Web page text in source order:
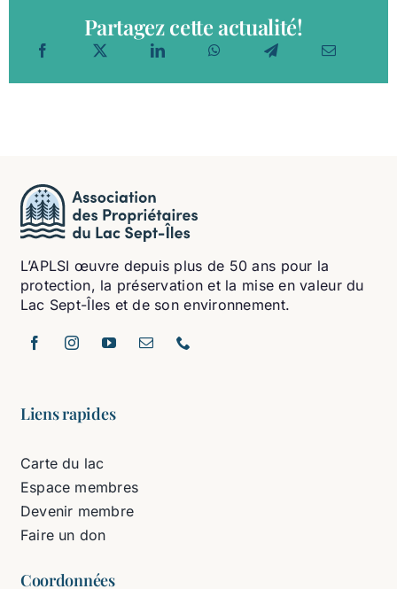
Partagez cette actualité!
L’APLSI œuvre depuis plus de 50 ans pour la
protection, la préservation et la mise en valeur du
Lac Sept-Îles et de son environnement.
Liens rapides
Carte du lac
Espace membres
Devenir membre
Faire un don
Coordonnées